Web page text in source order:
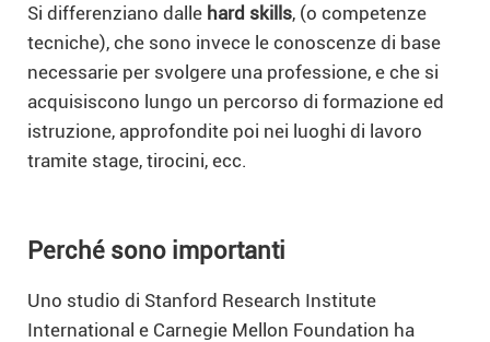
Si differenziano dalle hard skills, (o competenze
tecniche), che sono invece le conoscenze di base
necessarie per svolgere una professione, e che si
acquisiscono lungo un percorso di formazione ed
istruzione, approfondite poi nei luoghi di lavoro
tramite stage, tirocini, ecc.
Perché sono importanti
Uno studio di Stanford Research Institute
International e Carnegie Mellon Foundation ha